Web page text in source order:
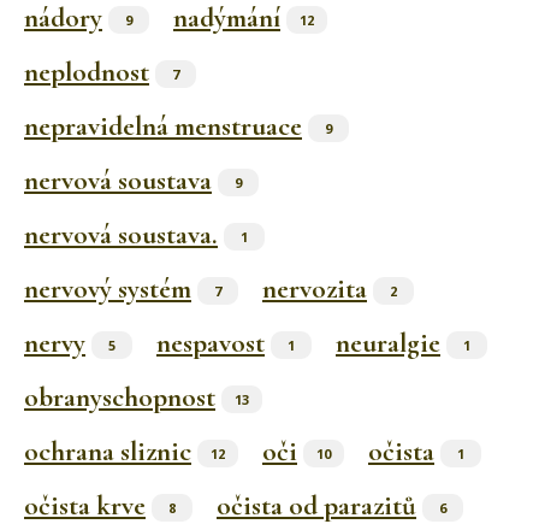
nádory 9 nadýmání 12
neplodnost 7
nepravidelná menstruace 9
nervová soustava 9
nervová soustava. 1
nervový systém 7 nervozita 2
nervy 5 nespavost 1 neuralgie 1
obranyschopnost 13
ochrana sliznic 12 oči 10 očista 1
očista krve 8 očista od parazitů 6